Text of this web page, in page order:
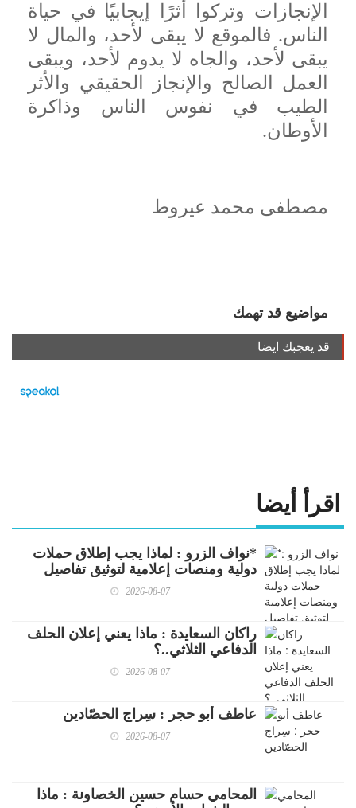
الإنجازات وتركوا أثرًا إيجابيًا في حياة
الناس. فالموقع لا يبقى لأحد، والمال لا
يبقى لأحد، والجاه لا يدوم لأحد، ويبقى
العمل الصالح والإنجاز الحقيقي والأثر
الطيب في نفوس الناس وذاكرة
الأوطان.
مصطفى محمد عيروط
مواضيع قد تهمك
قد يعجبك ايضا
اقرأ أيضا
*نواف الزرو : لماذا يجب إطلاق حملات
دولية ومنصات إعلامية لتوثيق تفاصيل
الإبادة الصهيونية الإجرامية التي لم يسبق
2026-08-07
راكان السعايدة : ماذا يعني إعلان الحلف
الدفاعي الثلاثي..؟
2026-08-07
عاطف أبو حجر : سِراج الحصّادين
2026-08-07
المحامي حسام حسين الخصاونة : ماذا